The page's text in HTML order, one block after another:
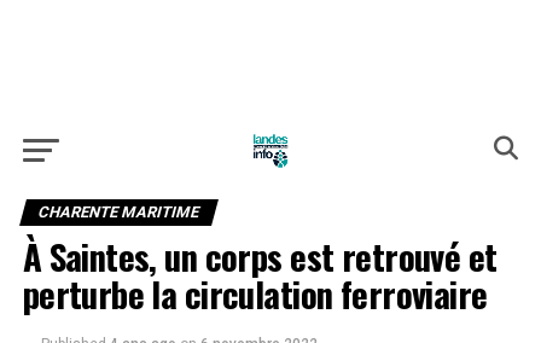
CHARENTE MARITIME
À Saintes, un corps est retrouvé et
perturbe la circulation ferroviaire